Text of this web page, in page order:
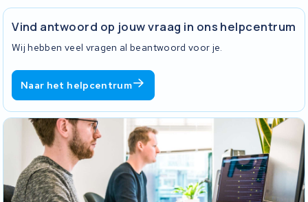
Vind antwoord op jouw vraag in ons helpcentrum
Wij hebben veel vragen al beantwoord voor je.
Naar het helpcentrum